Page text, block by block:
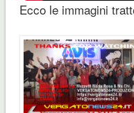
Ecco le immagini